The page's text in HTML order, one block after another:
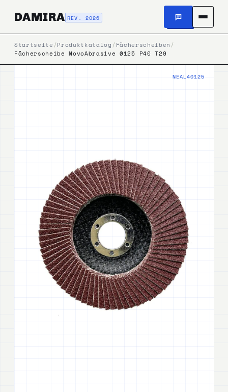
DAMIRA REV. 2026
Startseite /Produktkatalog / Fächerscheiben /
Fächerscheibe NovoAbrasive Ø125 P40 T29
NEAL40125